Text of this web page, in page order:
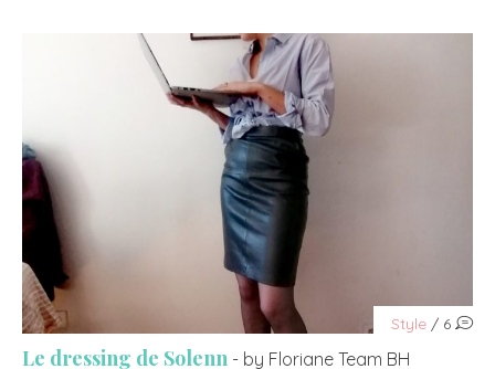
Style / 6
Le dressing de Solenn - by Floriane Team BH